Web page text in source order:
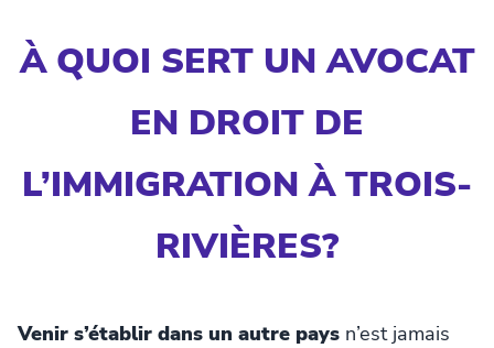
À QUOI SERT UN AVOCAT
EN DROIT DE
L’IMMIGRATION À TROIS-
RIVIÈRES?
Venir s’établir dans un autre pays n’est jamais